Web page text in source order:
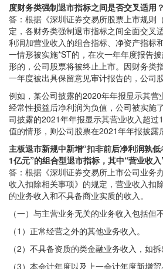
度财务类强制退市指标之间是否交叉适用？
答：根据《深圳证券交易所股票上市规则
定，各财务类强制退市指标之间全面交叉
利润加营业收入的组合指标、净资产指标
一情形被实施*ST的，在次一年年度报告
形的，公司股票将被终止上市。因财务类
一年度被出具保留意见审计报告的，公司
例如，某公司披露的2020年年报显示其营
经常性损益后净利润为负值，公司被实施
司披露的2021年年报显示其营业收入超过
值的情形，则公司股票在2021年年报披露
主板退市新规中新增“扣非前后净利润孰
1亿元”的组合型退市指标，其中“营业收
答：根据《深圳证券交易所上市公司业
收入扣除相关事项》的规定，营业收入扣
的业务收入和不具备商业实质的收入。
（一）与主营业务无关的业务收入包括但
（1）正常经营之外的其他业务收入。
（2）不具备资质的类金融业务收入，如拆
（3）本会计年度以及上一会计年度新增